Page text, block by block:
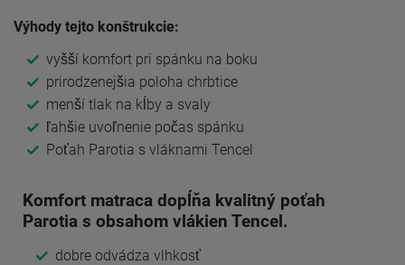
Výhody tejto konštrukcie:
vyšší komfort pri spánku na boku
prirodzenejšia poloha chrbtice
menší tlak na kĺby a svaly
ľahšie uvoľnenie počas spánku
Poťah Parotia s vláknami Tencel
Komfort matraca dopĺňa kvalitný poťah
Parotia s obsahom vlákien Tencel.
dobre odvádza vlhkosť